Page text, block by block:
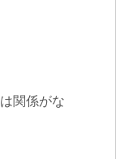
関係がな